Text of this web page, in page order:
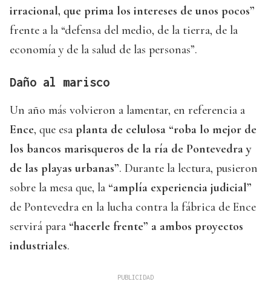
irracional, que prima los intereses de unos pocos”
frente a la “defensa del medio, de la tierra, de la
economía y de la salud de las personas”.
Daño al marisco
Un año más volvieron a lamentar, en referencia a
Ence, que esa planta de celulosa “roba lo mejor de
los bancos marisqueros de la ría de Pontevedra y
de las playas urbanas”. Durante la lectura, pusieron
sobre la mesa que, la “amplía experiencia judicial”
de Pontevedra en la lucha contra la fábrica de Ence
servirá para “hacerle frente” a ambos proyectos
industriales.